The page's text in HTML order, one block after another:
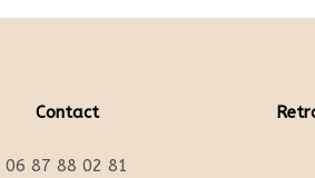
Contact
06 87 88 02 81